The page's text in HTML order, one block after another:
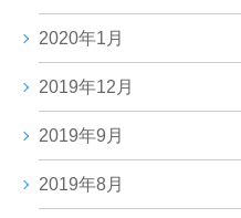
2020年1月
2019年12月
2019年9月
2019年8月